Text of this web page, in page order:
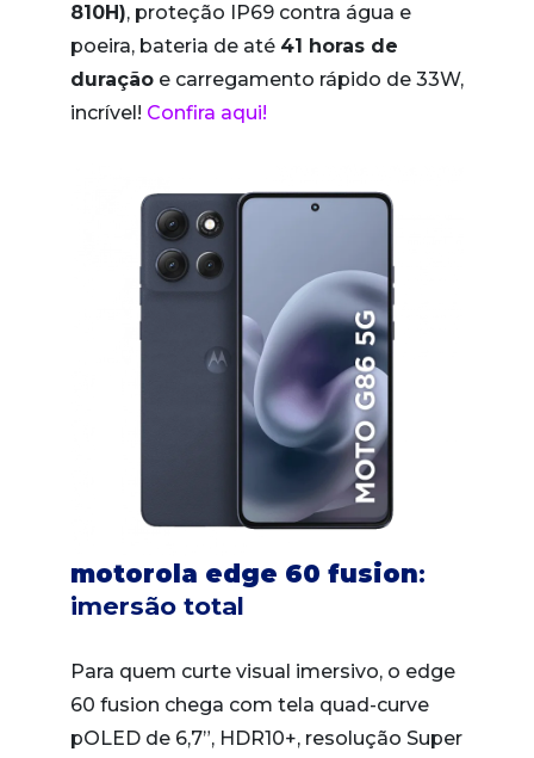
810H), proteção IP69 contra água e
poeira, bateria de até 41 horas de
duração e carregamento rápido de 33W,
incrível! Confira aqui!
motorola edge 60 fusion:
imersão total
Para quem curte visual imersivo, o edge
60 fusion chega com tela quad-curve
pOLED de 6,7”, HDR10+, resolução Super